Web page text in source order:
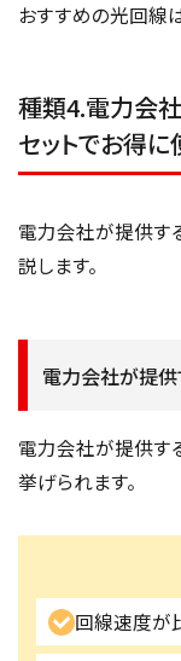
おすすめの光回線
種類4.電力会
セットでお得に
電力会社が提供す
説します。
電力会社が提供
電力会社が提供す
挙げられます。
回線速度が